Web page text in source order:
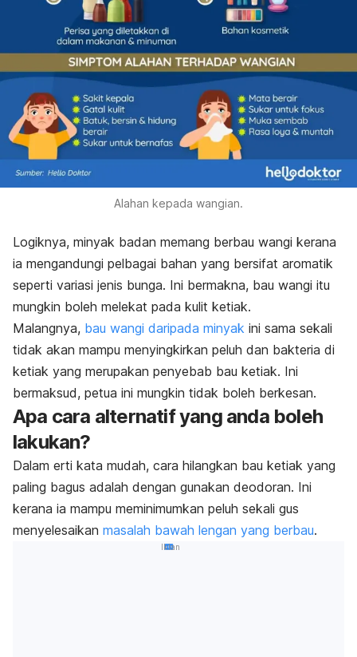
Alahan kepada wangian.
Logiknya, minyak badan memang berbau wangi kerana
ia mengandungi pelbagai bahan yang bersifat aromatik
seperti variasi jenis bunga. Ini bermakna, bau wangi itu
mungkin boleh melekat pada kulit ketiak.
Malangnya, bau wangi daripada minyak ini sama sekali
tidak akan mampu menyingkirkan peluh dan bakteria di
ketiak yang merupakan penyebab bau ketiak. Ini
bermaksud, petua ini mungkin tidak boleh berkesan.
Apa cara alternatif yang anda boleh
lakukan?
Dalam erti kata mudah, cara hilangkan bau ketiak yang
paling bagus adalah dengan gunakan deodoran. Ini
kerana ia mampu meminimumkan peluh sekali gus
menyelesaikan masalah bawah lengan yang berbau.
Iklan